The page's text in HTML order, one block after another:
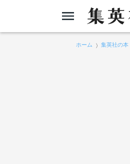
ホーム 集英社の本